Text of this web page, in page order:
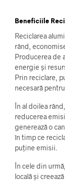
Beneficiile
Reciclarea
rând,
Producerea de
energie și
Prin reciclare,
necesară
În al doilea
reducerea
generează o
în timp ce
puține emisii.
În cele din
locală și